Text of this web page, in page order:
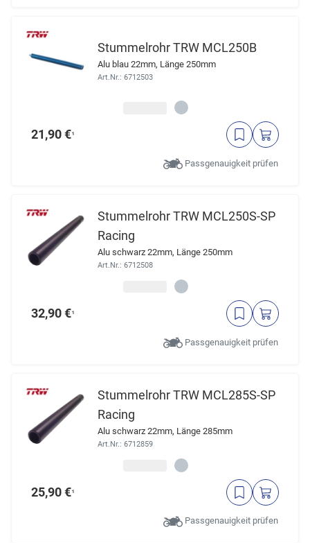
Stummelrohr TRW MCL250B
Alu blau 22mm, Länge 250mm
Art.Nr.: 6712503
21,90 €¹
Passgenauigkeit prüfen
Stummelrohr TRW MCL250S-SP
Racing
Alu schwarz 22mm, Länge 250mm
Art.Nr.: 6712508
32,90 €¹
Passgenauigkeit prüfen
Stummelrohr TRW MCL285S-SP
Racing
Alu schwarz 22mm, Länge 285mm
Art.Nr.: 6712859
25,90 €¹
Passgenauigkeit prüfen